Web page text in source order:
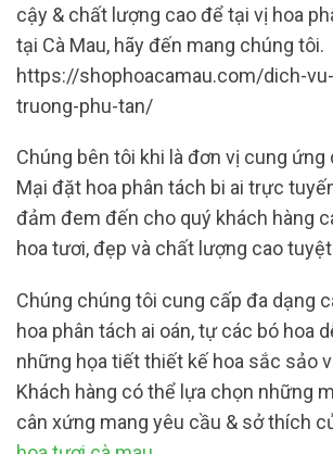
cậy & chất lượng cao để tại vị hoa
tại Cà Mau, hãy đến mang chúng tôi.
https://shophoacamau.com/dich-
truong-phu-tan/
Chúng bên tôi khi là đơn vị cung ứng
Mại đặt hoa phân tách bi ai trực
đảm đem đến cho quý khách hàng
hoa tươi, đẹp và chất lượng cao
Chúng chúng tôi cung cấp đa dạng
hoa phân tách ai oán, tự các bó hoa
những họa tiết thiết kế hoa sắc sảo
Khách hàng có thể lựa chọn những
cân xứng mang yêu cầu & sở thích